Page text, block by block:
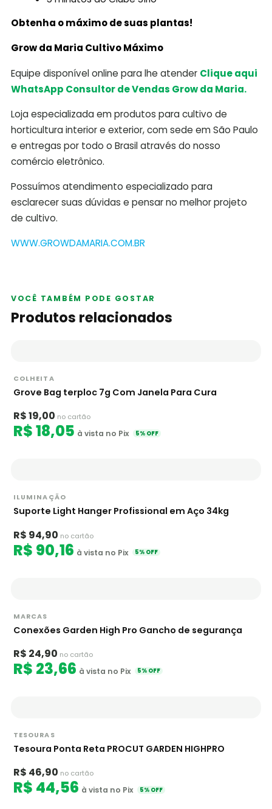
Obtenha o máximo de suas plantas!
Grow da Maria Cultivo Máximo
Equipe disponível online para lhe atender Clique aqui
WhatsApp Consultor de Vendas Grow da Maria.
Loja especializada em produtos para cultivo de
horticultura interior e exterior, com sede em São Paulo
e entregas por todo o Brasil através do nosso
comércio eletrônico.
Possuímos atendimento especializado para
esclarecer suas dúvidas e pensar no melhor projeto
de cultivo.
WWW.GROWDAMARIA.COM.BR
VOCÊ TAMBÉM PODE GOSTAR
Produtos relacionados
COLHEITA
Grove Bag terploc 7g Com Janela Para Cura
R$ 19,00 no cartão
R$ 18,05 à vista no Pix 5% OFF
ILUMINAÇÃO
Suporte Light Hanger Profissional em Aço 34kg
R$ 94,90 no cartão
R$ 90,16 à vista no Pix 5% OFF
MARCAS
Conexões Garden High Pro Gancho de segurança
R$ 24,90 no cartão
R$ 23,66 à vista no Pix 5% OFF
TESOURAS
Tesoura Ponta Reta PROCUT GARDEN HIGHPRO
R$ 46,90 no cartão
R$ 44,56 à vista no Pix 5% OFF